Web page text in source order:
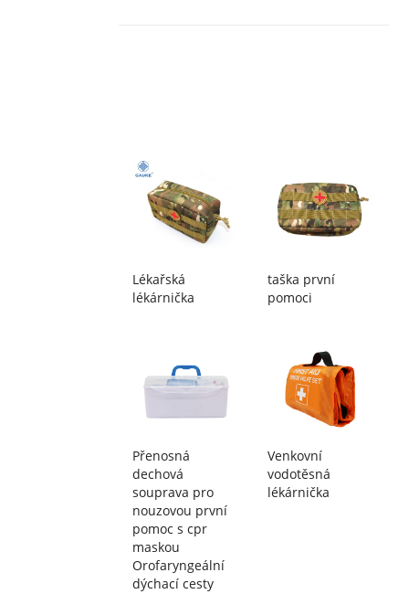
Lékařská
lékárnička
taška první
pomoci
Přenosná
dechová
souprava pro
nouzovou první
pomoc s cpr
maskou
Orofaryngeální
dýchací cesty
Venkovní
vodotěsná
lékárnička